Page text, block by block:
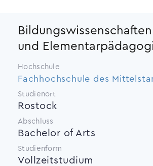
und
Hochschule
Fachhochschule des
Studienort
Rostock
Abschluss
Bachelor of Arts
Studienform
Vollzeitstudium